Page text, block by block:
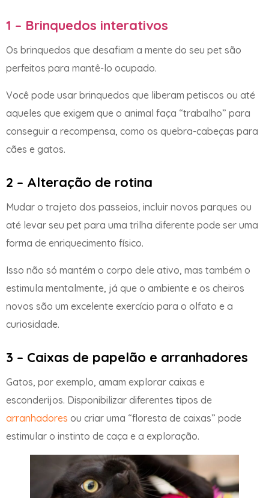
1 – Brinquedos interativos
Os brinquedos que desafiam a mente do seu pet são
perfeitos para mantê-lo ocupado.
Você pode usar brinquedos que liberam petiscos ou até
aqueles que exigem que o animal faça “trabalho” para
conseguir a recompensa, como os quebra-cabeças para
cães e gatos.
2 – Alteração de rotina
Mudar o trajeto dos passeios, incluir novos parques ou
até levar seu pet para uma trilha diferente pode ser uma
forma de enriquecimento físico.
Isso não só mantém o corpo dele ativo, mas também o
estimula mentalmente, já que o ambiente e os cheiros
novos são um excelente exercício para o olfato e a
curiosidade.
3 – Caixas de papelão e arranhadores
Gatos, por exemplo, amam explorar caixas e
esconderijos. Disponibilizar diferentes tipos de
arranhadores ou criar uma “floresta de caixas” pode
estimular o instinto de caça e a exploração.